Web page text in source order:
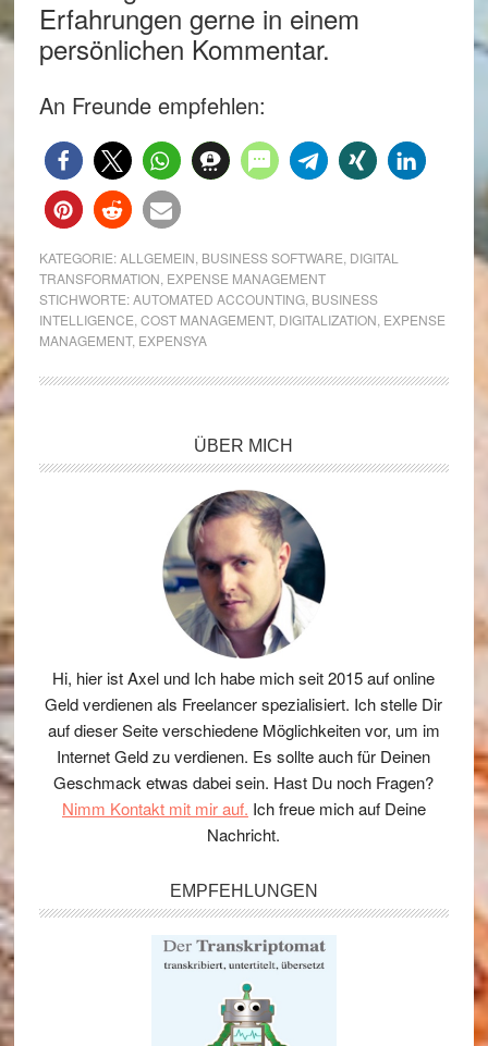
Erfahrungen gerne in einem
persönlichen Kommentar.
An Freunde empfehlen:
KATEGORIE:ALLGEMEIN BUSINESS SOFTWARE DIGITAL
TRANSFORMATION EXPENSE MANAGEMENT
STICHWORTE:AUTOMATED ACCOUNTING, BUSINESS
INTELLIGENCE COST MANAGEMENT, DIGITALIZATION EXPENSE
MANAGEMENT, EXPENSYA
ÜBER MICH
Hi, hier ist Axel und Ich habe mich seit 2015 auf online
Geld verdienen als Freelancer spezialisiert. Ich stelle Dir
auf dieser Seite verschiedene Möglichkeiten vor, um im
Internet Geld zu verdienen. Es sollte auch für Deinen
Geschmack etwas dabei sein. Hast Du noch Fragen?
Nimm Kontakt mit mir auf. Ich freue mich auf Deine
Nachricht.
EMPFEHLUNGEN